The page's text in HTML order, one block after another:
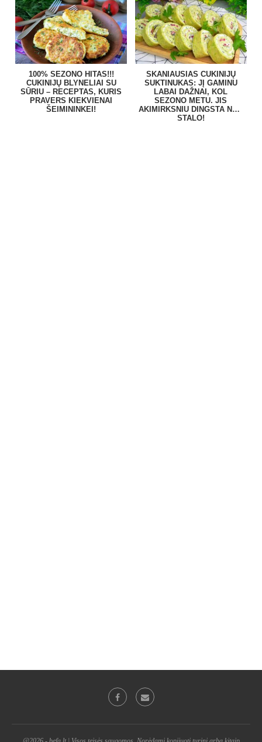
100% SEZONO HITAS!!!
CUKINIJŲ BLYNELIAI SU
SŪRIU – RECEPTAS, KURIS
PRAVERS KIEKVIENAI
ŠEIMININKEI!
SKANIAUSIAS CUKINIJŲ
SUKTINUKAS: JĮ GAMINU
LABAI DAŽNAI, KOL
SEZONO METU. JIS
AKIMIRKSNIU DINGSTA NUO
STALO!